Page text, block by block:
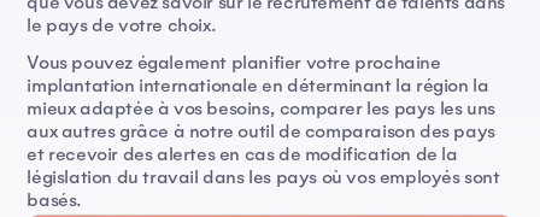
le pays de votre choix.
Vous pouvez également planifier votre prochaine
implantation internationale en déterminant la région la
mieux adaptée à vos besoins, comparer les pays les uns
aux autres grâce à notre outil de comparaison des pays
et recevoir des alertes en cas de modification de la
législation du travail dans les pays où vos employés sont
basés.